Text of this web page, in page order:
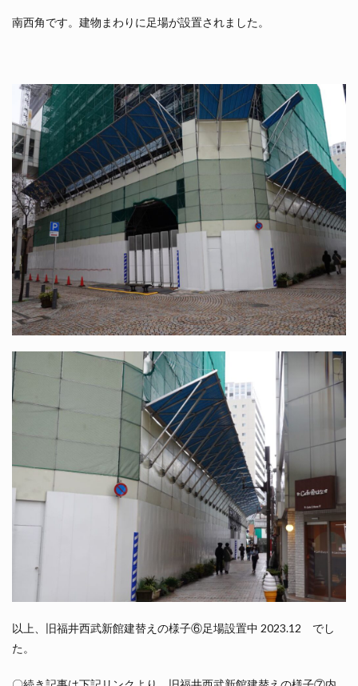
南西角です。建物まわりに足場が設置されました。
以上、旧福井西武新館建替えの様子⑥足場設置中 2023.12 でし
た。